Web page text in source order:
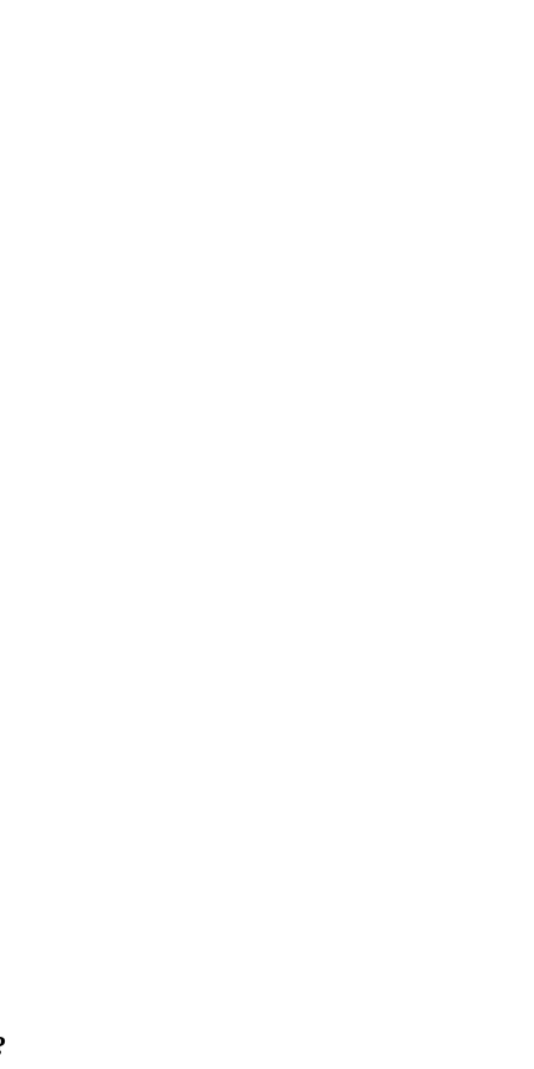
всех пассажиро...
выезд в день обращени...